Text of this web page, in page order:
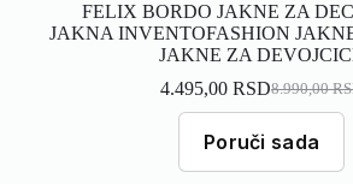
FELIX BORDO JAKNE ZA
JAKNA INVENTOFASHION
JAKNE ZA
8.990,00
4.495,00RSD
Poruči sada